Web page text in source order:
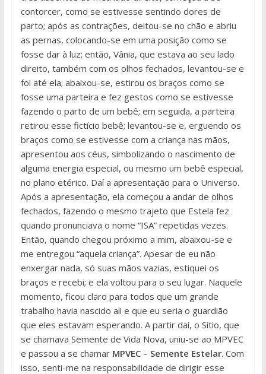
contorcer, como se estivesse sentindo dores de
parto; após as contrações, deitou-se no chão e abriu
as pernas, colocando-se em uma posição como se
fosse dar à luz; então, Vânia, que estava ao seu lado
direito, também com os olhos fechados, levantou-se e
foi até ela; abaixou-se, estirou os braços como se
fosse uma parteira e fez gestos como se estivesse
fazendo o parto de um bebê; em seguida, a parteira
retirou esse fictício bebê; levantou-se e, erguendo os
braços como se estivesse com a criança nas mãos,
apresentou aos céus, simbolizando o nascimento de
alguma energia especial, ou mesmo um bebê especial,
no plano etérico. Daí a apresentação para o Universo.
Após a apresentação, ela começou a andar de olhos
fechados, fazendo o mesmo trajeto que Estela fez
quando pronunciava o nome “ISA” repetidas vezes.
Então, quando chegou próximo a mim, abaixou-se e
me entregou “aquela criança”. Apesar de eu não
enxergar nada, só suas mãos vazias, estiquei os
braços e recebi; e ela voltou para o seu lugar. Naquele
momento, ficou claro para todos que um grande
trabalho havia nascido ali e que eu seria o guardião
que eles estavam esperando. A partir daí, o Sítio, que
se chamava Semente de Vida Nova, uniu-se ao MPVEC
e passou a se chamar MPVEC – Semente Estelar. Com
isso, senti-me na responsabilidade de dirigir esse